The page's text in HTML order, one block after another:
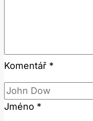
Komentář *
Jméno *